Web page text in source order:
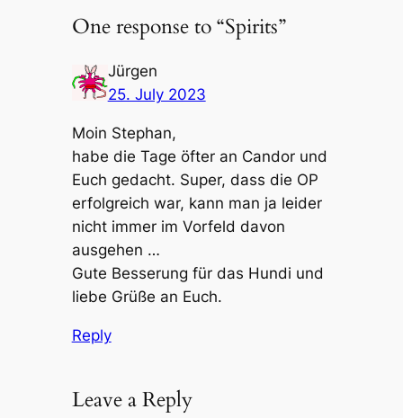
One response to “Spirits”
Jürgen
25. July 2023
Moin Stephan,
habe die Tage öfter an Candor und
Euch gedacht. Super, dass die OP
erfolgreich war, kann man ja leider
nicht immer im Vorfeld davon
ausgehen …
Gute Besserung für das Hundi und
liebe Grüße an Euch.
Reply
Leave a Reply